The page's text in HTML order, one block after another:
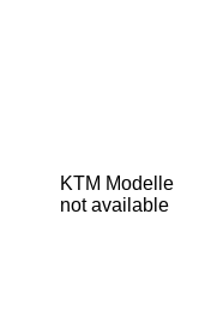
KTM Modelle
not available